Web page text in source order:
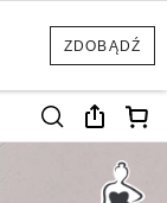
ZDOBĄDŹ